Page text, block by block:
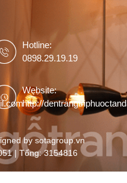
Hotline:
0898.29.19.19
Website:
http://
by sotagroup.vn
| Tổng: 3154816